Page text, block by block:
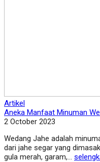
Artikel
Aneka Manfaat Minuman
2 October 2023
Wedang Jahe adalah
dari jahe segar yang
gula merah, garam,...